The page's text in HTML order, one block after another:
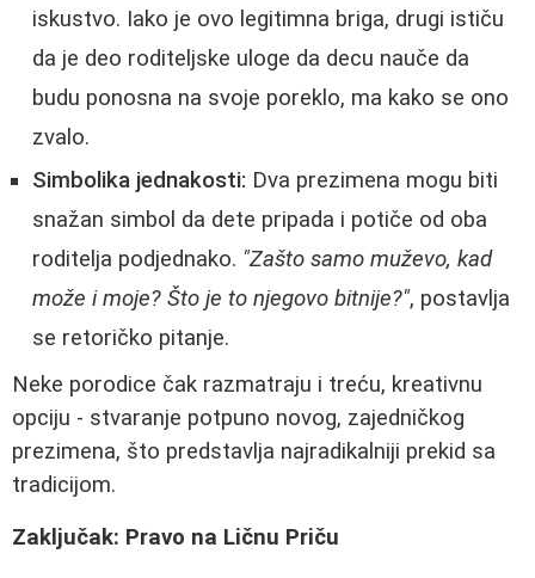
iskustvo. Iako je ovo legitimna briga, drugi ističu
da je deo roditeljske uloge da decu nauče da
budu ponosna na svoje poreklo, ma kako se ono
zvalo.
Simbolika jednakosti: Dva prezimena mogu biti
snažan simbol da dete pripada i potiče od oba
roditelja podjednako. "Zašto samo muževo, kad
može i moje? Što je to njegovo bitnije?", postavlja
se retoričko pitanje.
Neke porodice čak razmatraju i treću, kreativnu
opciju - stvaranje potpuno novog, zajedničkog
prezimena, što predstavlja najradikalniji prekid sa
tradicijom.
Zaključak: Pravo na Ličnu Priču